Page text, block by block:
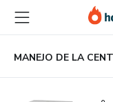
principal
página
de
página